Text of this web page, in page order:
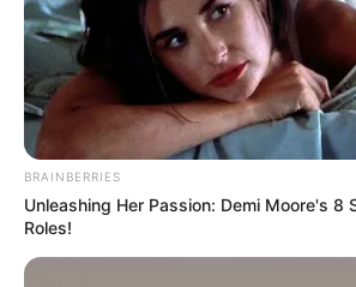
Restauración
Francisco
Crédito: J. Adriana
Pardo
BRAINBERRIES
Unleashing Her Passion: Demi Moore's 8
Roles!